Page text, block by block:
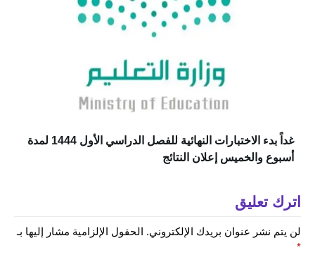
‏غداً بدء الاختبارات النهائية للفصل الدراسي الأول 1444 لمدة
أسبوع والخميس إعلان النتائج
اترك تعليق
لن يتم نشر عنوان بريدك الإلكتروني. الحقول الإلزامية مشار إليها بـ
*